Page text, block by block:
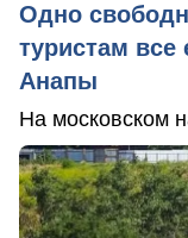
Одно
туристам все
Анапы
На московском